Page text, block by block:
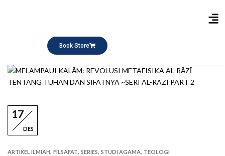
Book Store
17
DES
ARTIKEL ILMIAH, FILSAFAT, SERIES, STUDI AGAMA, TEOLOGI